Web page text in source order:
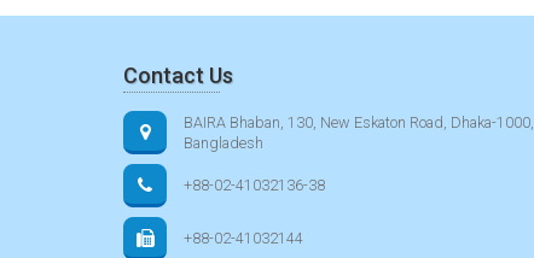
Contact Us
BAIRA Bhaban, 130, New Eskaton Road, Dhaka-1000,
Bangladesh
+88-02-41032136-38
+88-02-41032144